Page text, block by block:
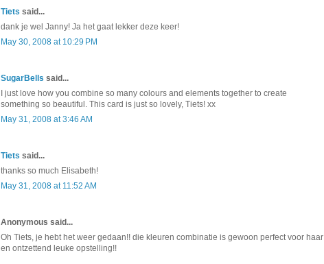
Tiets said...
dank je wel Janny! Ja het gaat lekker deze keer!
May 30, 2008 at 10:29 PM
SugarBells said...
I just love how you combine so many colours and elements together to create
something so beautiful. This card is just so lovely, Tiets! xx
May 31, 2008 at 3:46 AM
Tiets said...
thanks so much Elisabeth!
May 31, 2008 at 11:52 AM
Anonymous said...
Oh Tiets, je hebt het weer gedaan!! die kleuren combinatie is gewoon perfect voor haar
en ontzettend leuke opstelling!!